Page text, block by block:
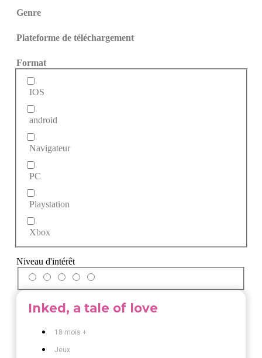
Genre
Plateforme de téléchargement
Format
IOS
android
Navigateur
PC
Playstation
Xbox
Niveau d'intérêt
Inked, a tale of love
18 mois +
Jeux